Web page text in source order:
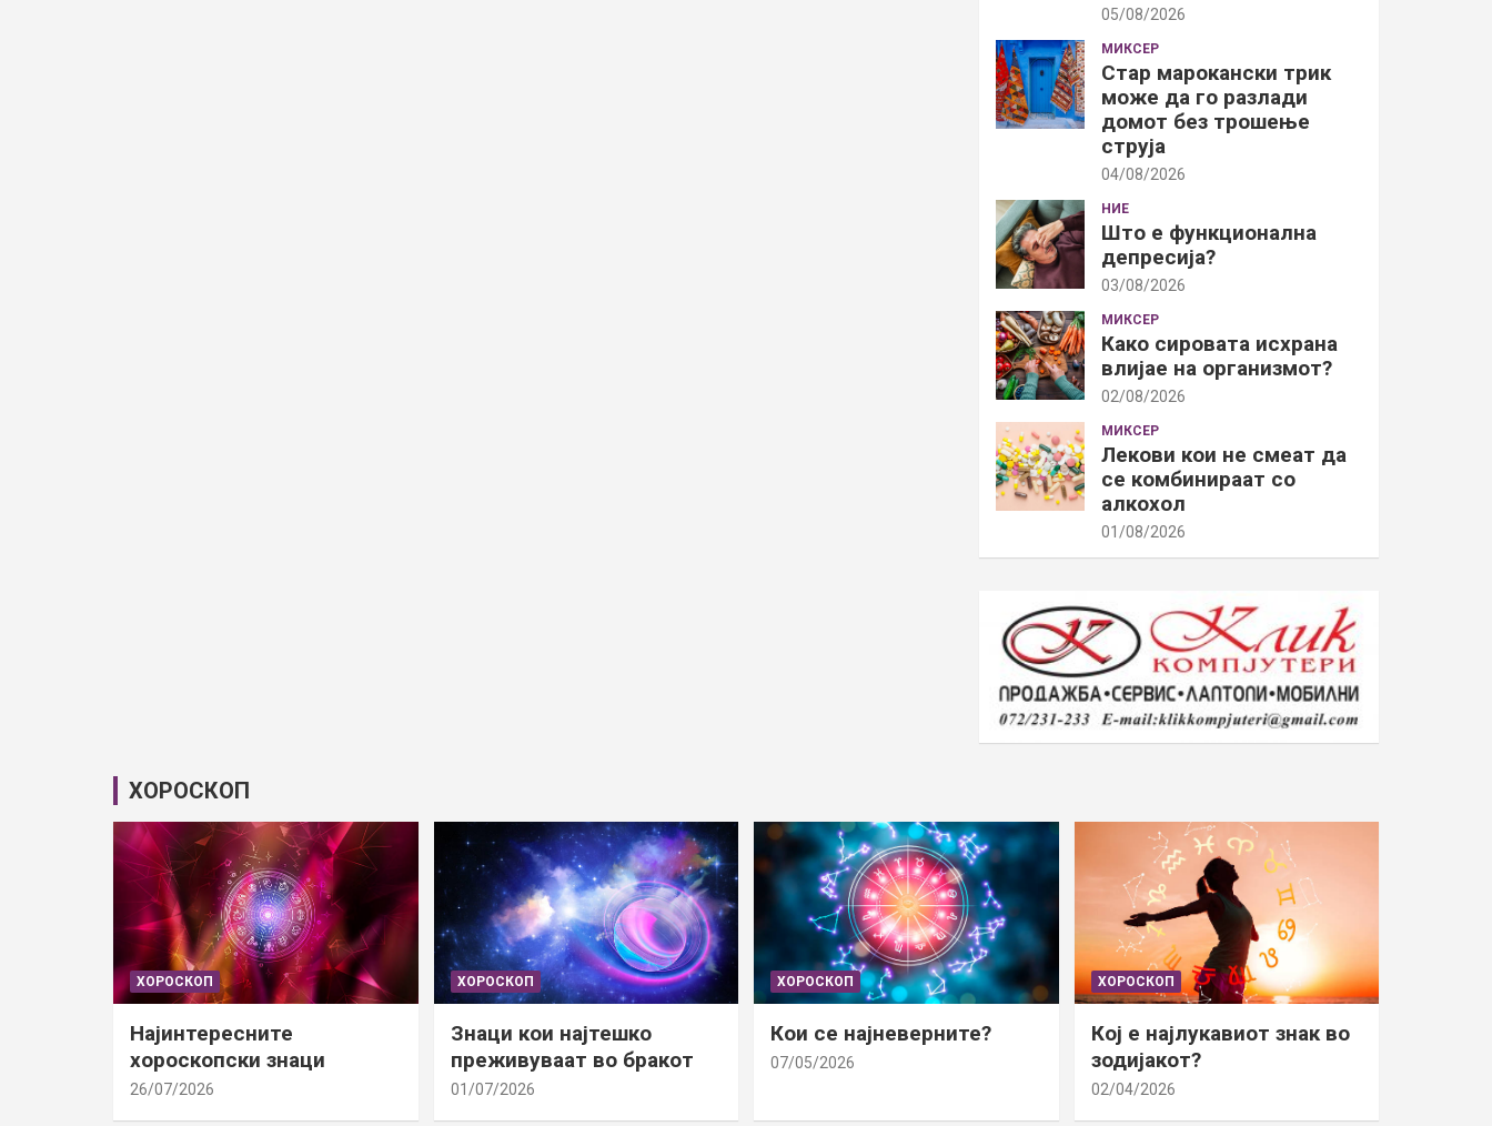
05/08/2026
МИКСЕР
Стар марокански трик
може да го разлади
домот без трошење
струја
04/08/2026
НИЕ
Што е функционална
депресија?
03/08/2026
МИКСЕР
Како сировата исхрана
влијае на организмот?
02/08/2026
МИКСЕР
Лекови кои не смеат да
се комбинираат со
алкохол
01/08/2026
ХОРОСКОП
ХОРОСКОП
Најинтересните
хороскопски знаци
26/07/2026
ХОРОСКОП
Знаци кои најтешко
преживуваат во бракот
01/07/2026
ХОРОСКОП
Кои се најневерните?
07/05/2026
ХОРОСКОП
Кој е најлукавиот знак во
зодијакот?
02/04/2026